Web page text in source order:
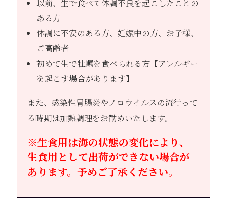
以前、生で食べて体調不良を起こしたことの
ある方
体調に不安のある方、妊娠中の方、お子様、
ご高齢者
初めて生で牡蠣を食べられる方【アレルギー
を起こす場合があります】
また、感染性胃腸炎やノロウイルスの流行って
る時期は加熱調理をお勧めいたします。
※生食用は海の状態の変化により、
生食用として出荷ができない場合が
あります。予めご了承ください。